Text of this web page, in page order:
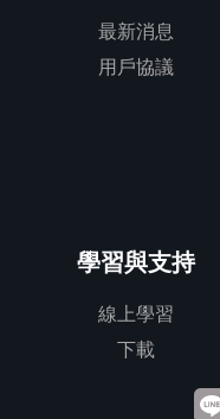
最新消息
用戶協議
學習與支持
線上學習
下載